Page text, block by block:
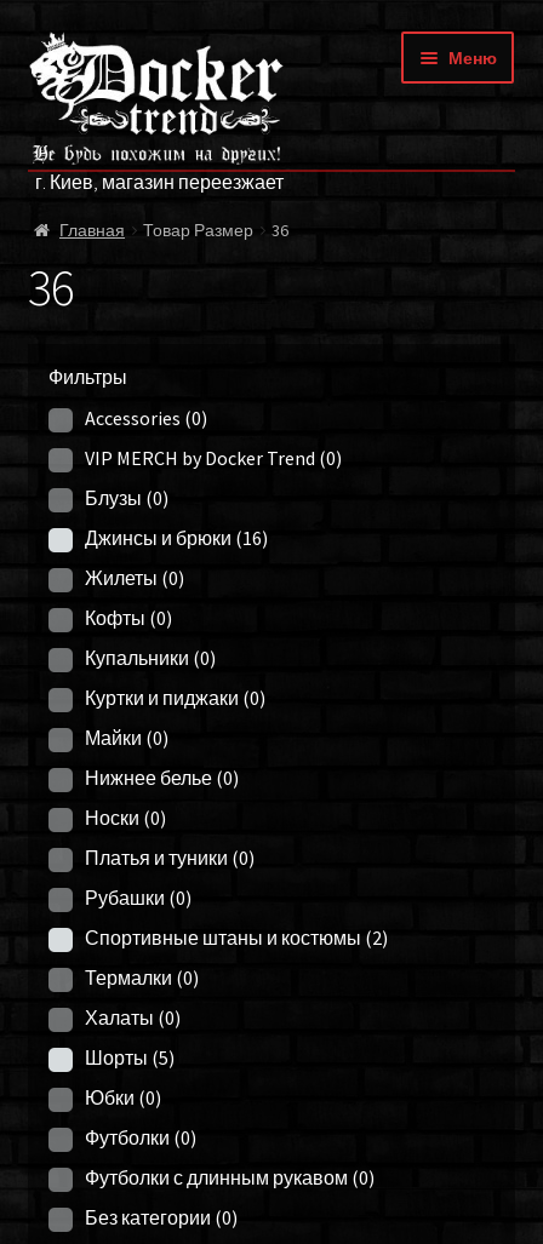
Перейти
к
навигации
Перейти
к
содержимому
г. Киев, магазин переезжает
Меню
ГЛАВНАЯ
МАГАЗИН
О НАС
ФРАНЧАЙЗИНГ
МОЙ АККАУНТ
Главная Товар Размер 36
36
Фильтры
Accessories (0)
VIP MERCH by Docker Trend (0)
Блузы (0)
Джинсы и брюки (16)
Жилеты (0)
Кофты (0)
Купальники (0)
Куртки и пиджаки (0)
Майки (0)
Нижнее белье (0)
Носки (0)
Платья и туники (0)
Рубашки (0)
Спортивные штаны и костюмы (2)
Термалки (0)
Халаты (0)
Шорты (5)
Юбки (0)
Футболки (0)
Футболки с длинным рукавом (0)
Без категории (0)